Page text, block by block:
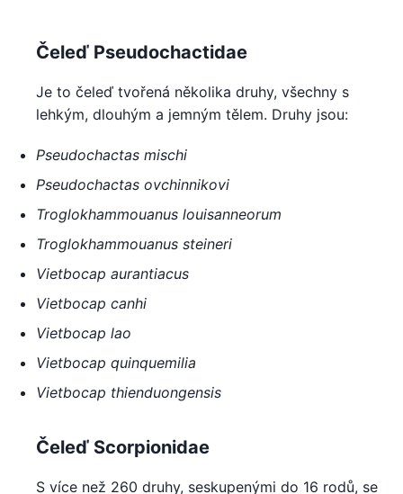
Čeleď Pseudochactidae
Je to čeleď tvořená několika druhy, všechny s
lehkým, dlouhým a jemným tělem. Druhy jsou:
Pseudochactas mischi
Pseudochactas ovchinnikovi
Troglokhammouanus louisanneorum
Troglokhammouanus steineri
Vietbocap aurantiacus
Vietbocap canhi
Vietbocap lao
Vietbocap quinquemilia
Vietbocap thienduongensis
Čeleď Scorpionidae
S více než 260 druhy, seskupenými do 16 rodů, se